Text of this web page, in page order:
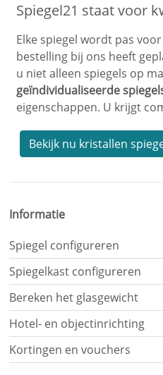
Spiegel21 staat voor
Elke spiegel wordt pas
bestelling bij ons heeft
u niet alleen spiegels op
geïndividualiseerde
eigenschappen. U krijgt
Bekijk nu kristallen
hebt
Kristallen
spiegels
op
maat
kopen
Informatie
Spiegel configureren
Spiegelkast configureren
Bereken het glasgewicht
Hotel- en objectinrichting
Kortingen en vouchers